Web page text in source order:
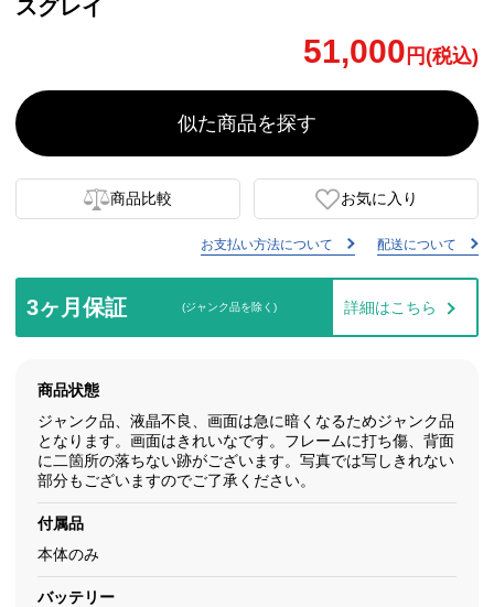
スグレイ
51,000 円(税込)
似た商品を探す
商品比較 お気に入り
お支払い方法について 配送について
3ヶ月保証 (ジャンク品を除く) 詳細はこちら
商品状態
ジャンク品、液晶不良、画面は急に暗くなるためジャンク品
となります。画面はきれいなです。フレームに打ち傷、背面
に二箇所の落ちない跡がございます。写真では写しきれない
部分もございますのでご了承ください。
付属品
本体のみ
バッテリー